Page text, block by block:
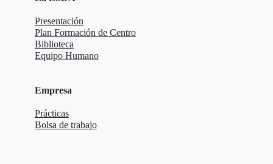
Presentación
Plan Formación de Centro
Biblioteca
Equipo Humano
Empresa
Prácticas
Bolsa de trabajo